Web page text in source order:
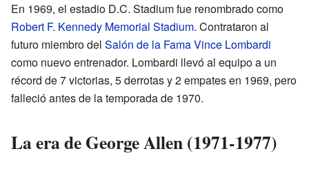
En 1969, el estadio D.C. Stadium fue renombrado como
Robert F. Kennedy Memorial Stadium. Contrataron al
futuro miembro del Salón de la FamaVince Lombardi
como nuevo entrenador. Lombardi llevó al equipo a un
récord de 7 victorias, 5 derrotas y 2 empates en 1969, pero
falleció antes de la temporada de 1970.
La era de George Allen (1971-1977)